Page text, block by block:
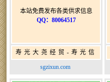
本站免费发布各类供求信息
QQ：80064517
寿光大尧经贸-寿光信
息网-免费信息发布网-
sgzixun.com